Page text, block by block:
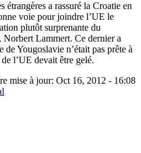
étrangères a rassuré la Croatie en
voie pour joindre l’UE le
plutôt surprenante du
Norbert Lammert. Ce dernier a
Yougoslavie n’était pas prête à
l’UE devait être gelé.
mise à jour: Oct 16, 2012 - 16:08